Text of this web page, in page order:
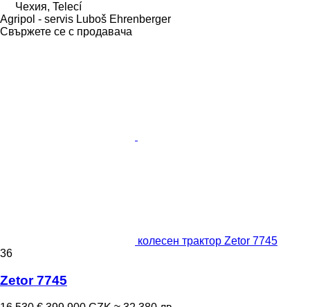
Чехия, Telecí
Agripol - servis Luboš Ehrenberger
Свържете се с продавача
колесен трактор Zetor 7745
36
Zetor 7745